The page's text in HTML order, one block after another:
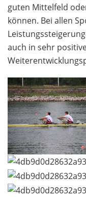
guten Mittelfeld
können. Bei allen
auch in sehr